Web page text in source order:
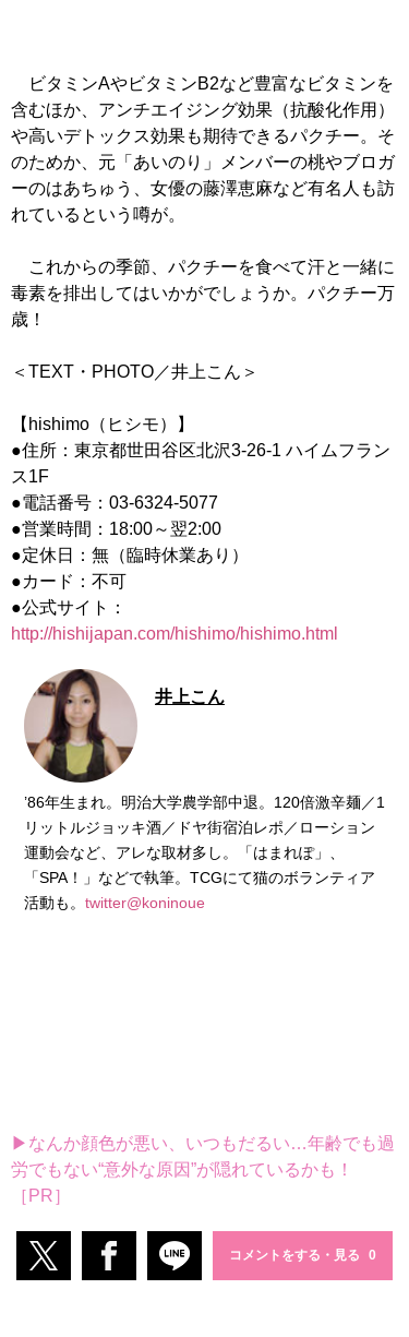
ビタミンAやビタミンB2など豊富なビタミンを
含むほか、アンチエイジング効果（抗酸化作用）
や高いデトックス効果も期待できるパクチー。そ
のためか、元「あいのり」メンバーの桃やブロガ
ーのはあちゅう、女優の藤澤恵麻など有名人も訪
れているという噂が。
これからの季節、パクチーを食べて汗と一緒に
毒素を排出してはいかがでしょうか。パクチー万
歳！
＜TEXT・PHOTO／井上こん＞
【hishimo（ヒシモ）】
●住所：東京都世田谷区北沢3-26-1 ハイムフラン
ス1F
●電話番号：03-6324-5077
●営業時間：18:00～翌2:00
●定休日：無（臨時休業あり）
●カード：不可
●公式サイト：
http://hishijapan.com/hishimo/hishimo.html
井上こん
’86年生まれ。明治大学農学部中退。120倍激辛麺／1
リットルジョッキ酒／ドヤ街宿泊レポ／ローション
運動会など、アレな取材多し。「はまれぽ」、
「SPA！」などで執筆。TCGにて猫のボランティア
活動も。 twitter@koninoue
▶なんか顔色が悪い、いつもだるい…年齢でも過
労でもない“意外な原因”が隠れているかも！
［PR］
コメントをする・見る